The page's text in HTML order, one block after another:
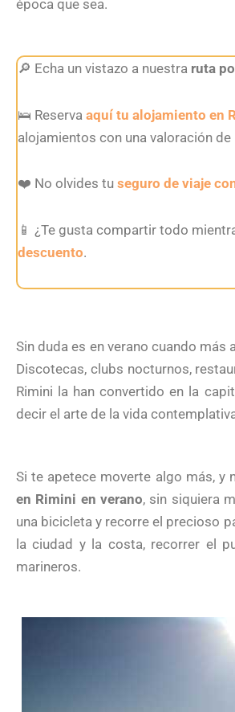
época que sea.
🔎 Echa un vistazo a nuestra ruta
🛌 Reserva aquí tu alojamiento en
alojamientos con una valoración de
❤️ No olvides tu seguro de viaje
📱 ¿Te gusta compartir todo
descuento.
Sin duda es en verano cuando más
Discotecas, clubs nocturnos,
Rimini la han convertido en la
decir el arte de la vida
Si te apetece moverte algo más,
en Rimini en verano, sin siquiera
una bicicleta y recorre el precioso
la ciudad y la costa, recorrer el
marineros.